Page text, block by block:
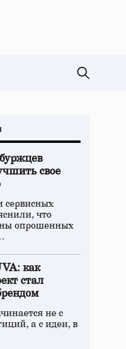
свое
сервисных
что
опрошенных
как
стал
не с
а с идеи, в